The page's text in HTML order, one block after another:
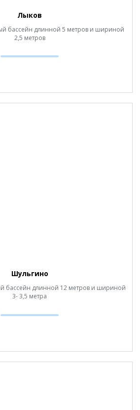
Лыков
бассейн длинной 5 метров и шириной
2,5 метров
Шульгино
бассейн длинной 12 метров и шириной
3- 3,5 метра